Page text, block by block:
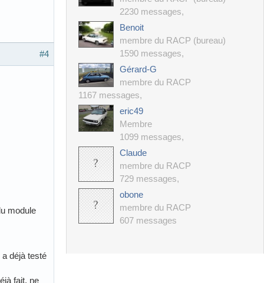
#4
module
déjà testé
fait, ne
2230 messages,
Benoit
membre du RACP (bureau)
1590 messages,
Gérard-G
membre du RACP
1167 messages,
eric49
Membre
1099 messages,
Claude
membre du RACP
729 messages,
obone
membre du RACP
607 messages